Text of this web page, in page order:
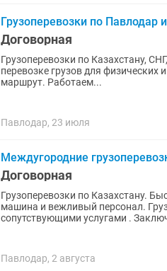
Грузоперевозки по Павлодар
Договорная
Грузоперевозки по Казахстану, СНГ, Европе и Китаю
перевозке грузов для физических
маршрут. Работаем...
Павлодар, 23 июля
Междугородние
Договорная
Грузоперевозки по Казахстану. Быстрая подача машины, и доставка в срок. Всегда чистая
машина и вежливый персонал. Грузоперевозки "под ключ", а именно, со всеми
сопутствующими услугами .
Павлодар, 2 августа